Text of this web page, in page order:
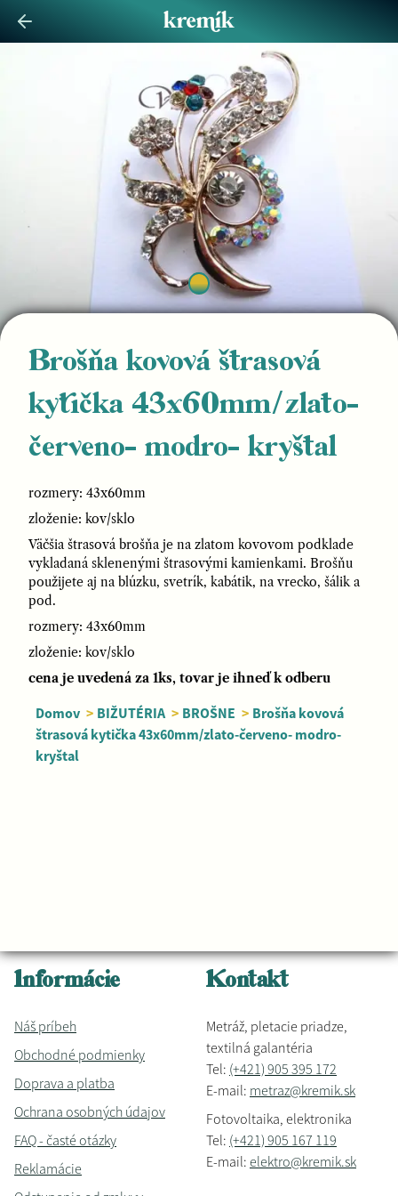
Brošňa kovová štrasová
kytička 43x60mm/zlato-
červeno- modro- kryštal
rozmery: 43x60mm
zloženie: kov/sklo
Väčšia štrasová brošňa je na zlatom kovovom podklade
vykladaná sklenenými štrasovými kamienkami. Brošňu
použijete aj na blúzku, svetrík, kabátik, na vrecko, šálik a
pod.
rozmery: 43x60mm
zloženie: kov/sklo
cena je uvedená za 1ks, tovar je ihneď k odberu
Domov > BIŽUTÉRIA > BROŠNE > Brošňa kovová
štrasová kytička 43x60mm/zlato-červeno- modro-
kryštal
Informácie
Náš príbeh
Obchodné podmienky
Doprava a platba
Ochrana osobných údajov
FAQ - časté otázky
Reklamácie
Kontakt
Metráž, pletacie priadze,
textilná galantéria
Tel: (+421) 905 395 172
E-mail: metraz@kremik.sk
Fotovoltaika, elektronika
Tel: (+421) 905 167 119
E-mail: elektro@kremik.sk